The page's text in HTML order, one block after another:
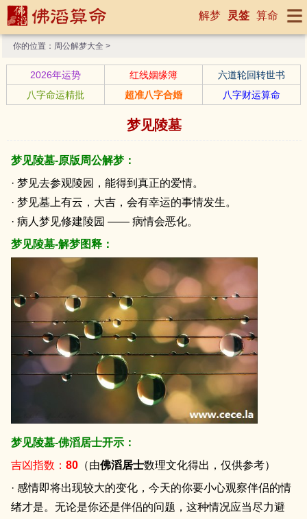
解梦 灵签 算命
你的位置： 周公解梦大全 >
2026年运势 红线姻缘簿
六道轮回转世书
八字命运精批
超准八字合婚 八字财运算命
梦见陵墓
梦见陵墓-原版周公解梦：
· 梦见去参观陵园，能得到真正的爱情。
· 梦见墓上有云，大吉，会有幸运的事情发生。
· 病人梦见修建陵园 —— 病情会恶化。
梦见陵墓-解梦图释：
梦见陵墓-佛滔居士开示：
吉凶指数： 80 （由佛滔居士数理文化得出，仅供参考）
· 感情即将出现较大的变化，今天的你要小心观察伴侣的情
绪才是。无论是你还是伴侣的问题，这种情况应当尽力避